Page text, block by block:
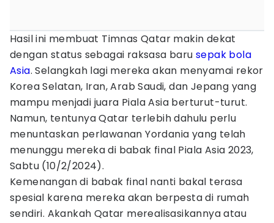
Hasil ini membuat Timnas Qatar makin dekat
dengan status sebagai raksasa baru sepak bola
Asia. Selangkah lagi mereka akan menyamai rekor
Korea Selatan, Iran, Arab Saudi, dan Jepang yang
mampu menjadi juara Piala Asia berturut-turut.
Namun, tentunya Qatar terlebih dahulu perlu
menuntaskan perlawanan Yordania yang telah
menunggu mereka di babak final Piala Asia 2023,
Sabtu (10/2/2024).
Kemenangan di babak final nanti bakal terasa
spesial karena mereka akan berpesta di rumah
sendiri. Akankah Qatar merealisasikannya atau